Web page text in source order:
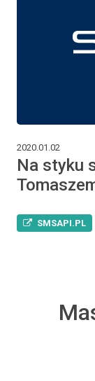
2020.01.02
Na styku
SMSAPI.PL